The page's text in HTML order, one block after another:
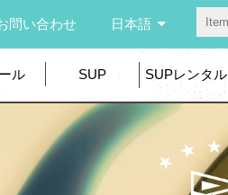
問い合わせ 日本語
ル SUP SUPレンタル